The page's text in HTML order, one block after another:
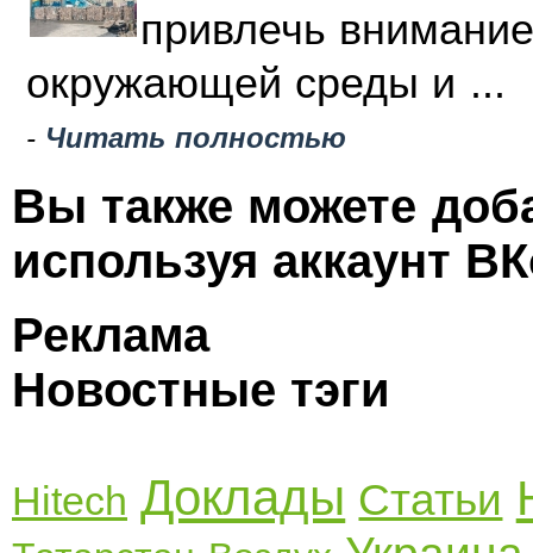
привлечь
окружающей среды и ...
- Читать полностью
Вы также можете
используя аккаунт
Реклама
Новостные тэги
Hitech Доклады Статьи